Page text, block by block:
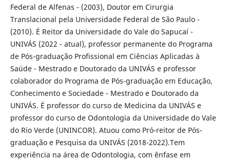
Federal de Alfenas - (2003), Doutor em Cirurgia
Translacional pela Universidade Federal de São Paulo -
(2010). É Reitor da Universidade do Vale do Sapucaí -
UNIVÁS (2022 - atual), professor permanente do Programa
de Pós-graduação Profissional em Ciências Aplicadas à
Saúde - Mestrado e Doutorado da UNIVÁS e professor
colaborador do Programa de Pós-graduação em Educação,
Conhecimento e Sociedade - Mestrado e Doutorado da
UNIVÁS. É professor do curso de Medicina da UNIVÁS e
professor do curso de Odontologia da Universidade do Vale
do Rio Verde (UNINCOR). Atuou como Pró-reitor de Pós-
graduação e Pesquisa da UNIVÁS (2018-2022).Tem
experiência na área de Odontologia, com ênfase em